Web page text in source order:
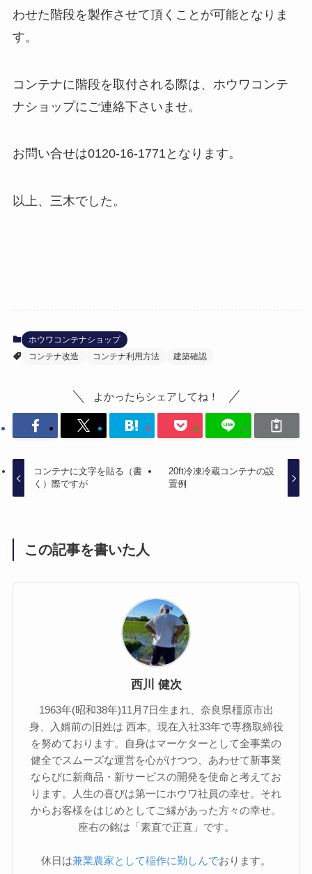
わせた階段を製作させて頂くことが可能となりま
す。
コンテナに階段を取付される際は、ホウワコンテ
ナショップにご連絡下さいませ。
お問い合せは0120-16-1771となります。
以上、三木でした。
ホウワコンテナショップ
コンテナ改造
コンテナ利用方法 建築確認
よかったらシェアしてね！
コンテナに文字を貼る（書
く）際ですが
20ft冷凍冷蔵コンテナの設
置例
この記事を書いた人
西川 健次
1963年(昭和38年)11月7日生まれ、奈良県橿原市出
身、入婿前の旧姓は 西本。現在入社33年で専務取締役
を努めております。自身はマーケターとして全事業の
健全でスムーズな運営を心がけつつ、あわせて新事業
ならびに新商品・新サービスの開発を使命と考えてお
ります。人生の喜びは第一にホウワ社員の幸せ。それ
からお客様をはじめとしてご縁があった方々の幸せ。
座右の銘は「素直で正直」です。
休日は兼業農家として稲作に勤しんでおります。